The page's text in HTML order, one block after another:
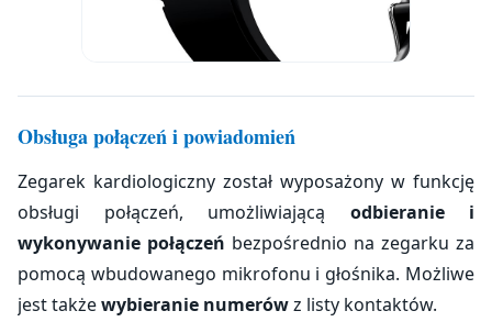
Obsługa połączeń i powiadomień
Zegarek kardiologiczny został wyposażony w funkcję
obsługi połączeń, umożliwiającą odbieranie i
wykonywanie połączeń bezpośrednio na zegarku za
pomocą wbudowanego mikrofonu i głośnika. Możliwe
jest takżewybieranie numerówz listy kontaktów.